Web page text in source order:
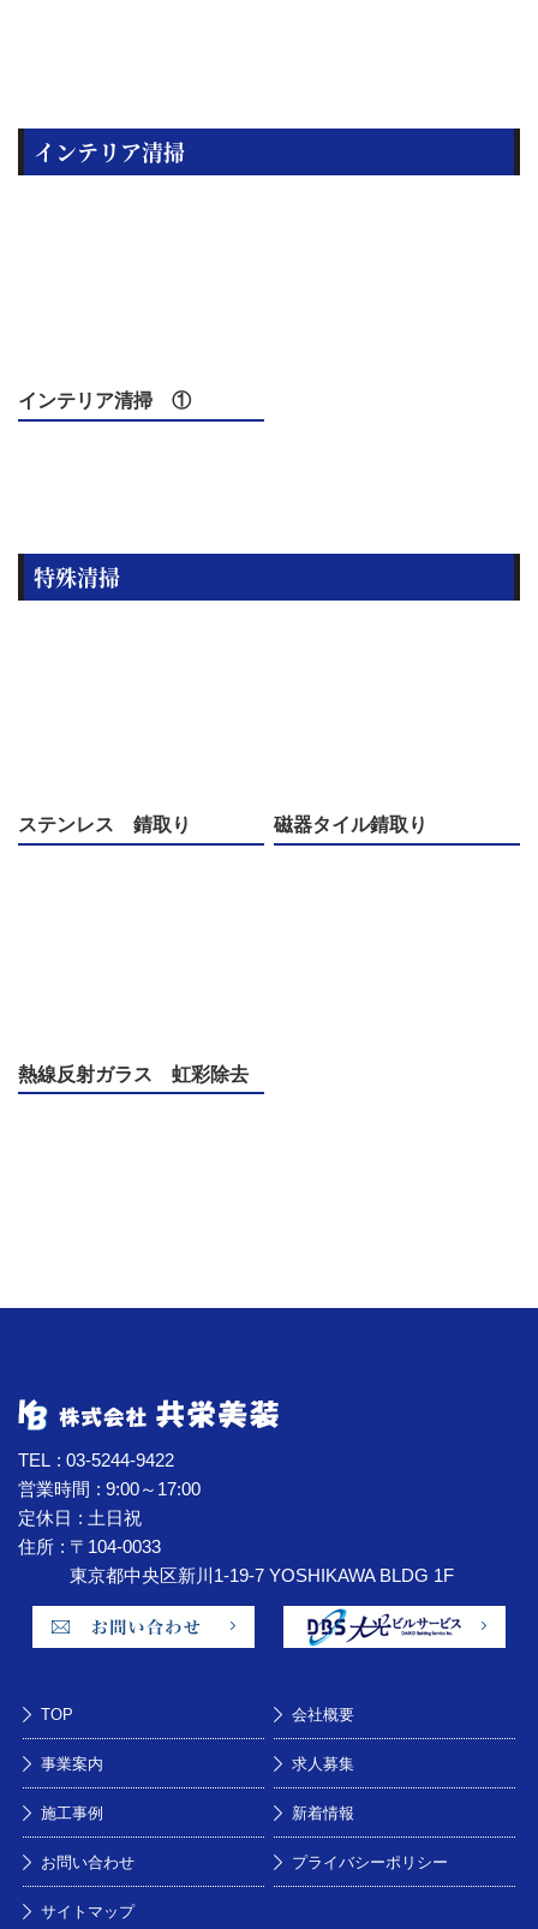
インテリア清掃
インテリア清掃 ①
特殊清掃
ステンレス 錆取り 磁器タイル錆取り
熱線反射ガラス 虹彩除去
TEL
03-5244-9422
営業時間
9:00～17:00
定休日
土日祝
住所
〒104-0033
東京都中央区新川1-19-7 YOSHIKAWA BLDG 1F
TOP 会社概要
事業案内 求人募集
施工事例 新着情報
お問い合わせ プライバシーポリシー
サイトマップ